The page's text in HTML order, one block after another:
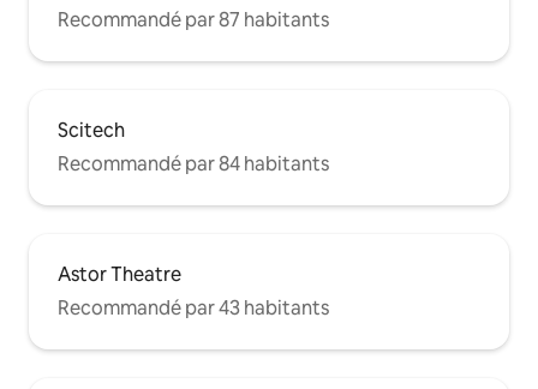
Recommandé par 87 habitants
Scitech
Recommandé par 84 habitants
Astor Theatre
Recommandé par 43 habitants